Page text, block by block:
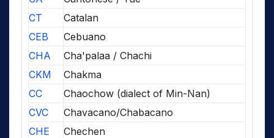
CT
Catalan
CEB
Cebuano
CHA
Cha'palaa / Chachi
CKM
Chakma
CC
Chaochow (dialect of Min-Nan)
CVC
Chavacano/Chabacano
CHE
Chechen